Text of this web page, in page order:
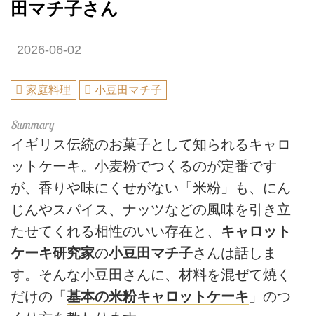
田マチ子さん
2026-06-02
家庭料理 小豆田マチ子
イギリス伝統のお菓子として知られるキャロ
ットケーキ。小麦粉でつくるのが定番です
が、香りや味にくせがない「米粉」も、にん
じんやスパイス、ナッツなどの風味を引き立
たせてくれる相性のいい存在と、 キャロット
ケーキ研究家の小豆田マチ子さんは話しま
す。そんな小豆田さんに、材料を混ぜて焼く
だけの「 基本の米粉キャロットケーキ 」のつ